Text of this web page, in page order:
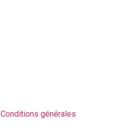
Conditions générales